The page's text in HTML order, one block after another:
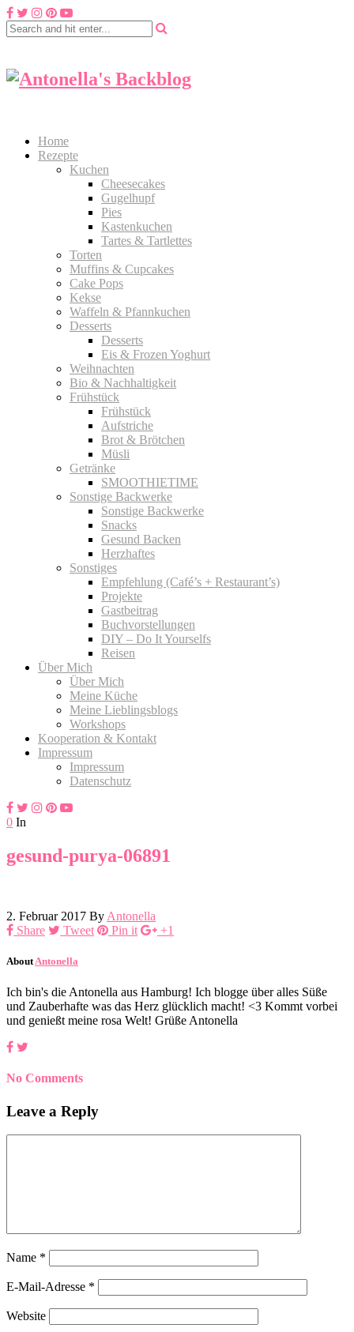
Home
Rezepte
Kuchen
Cheesecakes
Gugelhupf
Pies
Kastenkuchen
Tartes & Tartlettes
Torten
Muffins & Cupcakes
Cake Pops
Kekse
Waffeln & Pfannkuchen
Desserts
Desserts
Eis & Frozen Yoghurt
Weihnachten
Bio & Nachhaltigkeit
Frühstück
Frühstück
Aufstriche
Brot & Brötchen
Müsli
Getränke
SMOOTHIETIME
Sonstige Backwerke
Sonstige Backwerke
Snacks
Gesund Backen
Herzhaftes
Sonstiges
Empfehlung (Café’s + Restaurant’s)
Projekte
Gastbeitrag
Buchvorstellungen
DIY – Do It Yourselfs
Reisen
Über Mich
Über Mich
Meine Küche
Meine Lieblingsblogs
Workshops
Kooperation & Kontakt
Impressum
Impressum
Datenschutz
0 In
gesund-purya-06891
2. Februar 2017 By Antonella
Share
Tweet Pin it +1
About Antonella
Ich bin's die Antonella aus Hamburg! Ich blogge über alles Süße
und Zauberhafte was das Herz glücklich macht! <3 Kommt vorbei
und genießt meine rosa Welt! Grüße Antonella
No Comments
Leave a Reply
Name *
E-Mail-Adresse *
Website